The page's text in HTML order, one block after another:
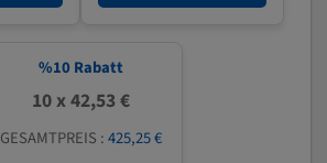
%10 Rabatt
10 x 42,53 €
GESAMTPREIS :425,25 €